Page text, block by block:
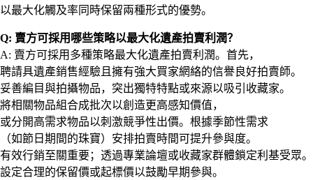
以最大化觸及率同時保留兩種形式的優勢。
Q: 賣方可採用哪些策略以最大化遺產拍賣利潤？
A: 賣方可採用多種策略最大化遺產拍賣利潤。首先，
聘請具遺產銷售經驗且擁有強大買家網絡的信譽良好拍賣師。
妥善編目與拍攝物品，突出獨特特點或來源以吸引收藏家。
將相關物品組合成批次以創造更高感知價值，
或分開高需求物品以刺激競爭性出價。根據季節性需求
（如節日期間的珠寶）安排拍賣時間可提升參與度。
有效行銷至關重要；透過專業論壇或收藏家群體鎖定利基受眾。
設定合理的保留價或起標價以鼓勵早期參與。